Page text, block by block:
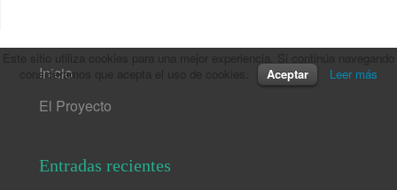
Inicio
El Proyecto
Entradas recientes
consideramos que acepta el uso de cookies.
Aceptar Leer más